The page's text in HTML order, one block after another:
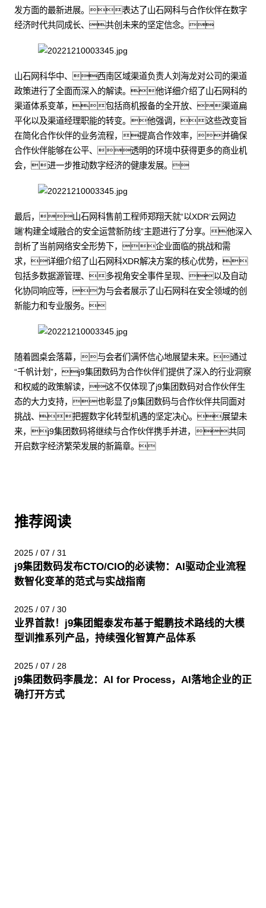
发方面的最新进展。表达了山石网科与合作伙伴在数字
经济时代共同成长、共创未来的坚定信念。
山石网科华中、西南区域渠道负责人刘海龙对公司的渠道
政策进行了全面而深入的解读。他详细介绍了山石网科的
渠道体系变革，包括商机报备的全开放、渠道扁
平化以及渠道经理职能的转变。他强调，这些改变旨
在简化合作伙伴的业务流程，提高合作效率，并确保
合作伙伴能够在公平、透明的环境中获得更多的商业机
会，进一步推动数字经济的健康发展。
最后，山石网科售前工程师郑翔天就“以XDR‘云网边
端’构建全域融合的安全运营新防线”主题进行了分享。他深入
剖析了当前网络安全形势下，企业面临的挑战和需
求，详细介绍了山石网科XDR解决方案的核心优势，
包括多数据源管理、多视角安全事件呈现、以及自动
化协同响应等，为与会者展示了山石网科在安全领域的创
新能力和专业服务。
随着圆桌会落幕，与会者们满怀信心地展望未来。通过
“千帆计划”，j9集团数码为合作伙伴们提供了深入的行业洞察
和权威的政策解读，这不仅体现了j9集团数码对合作伙伴生
态的大力支持，也彰显了j9集团数码与合作伙伴共同面对
挑战、把握数字化转型机遇的坚定决心。展望未
来，j9集团数码将继续与合作伙伴携手并进，共同
开启数字经济繁荣发展的新篇章。
推荐阅读
2025 / 07 / 31
j9集团数码发布CTO/CIO的必读物：AI驱动企业流程
数智化变革的范式与实战指南
2025 / 07 / 30
业界首款！j9集团鲲泰发布基于鲲鹏技术路线的大模
型训推系列产品，持续强化智算产品体系
2025 / 07 / 28
j9集团数码李晨龙：AI for Process，AI落地企业的正
确打开方式